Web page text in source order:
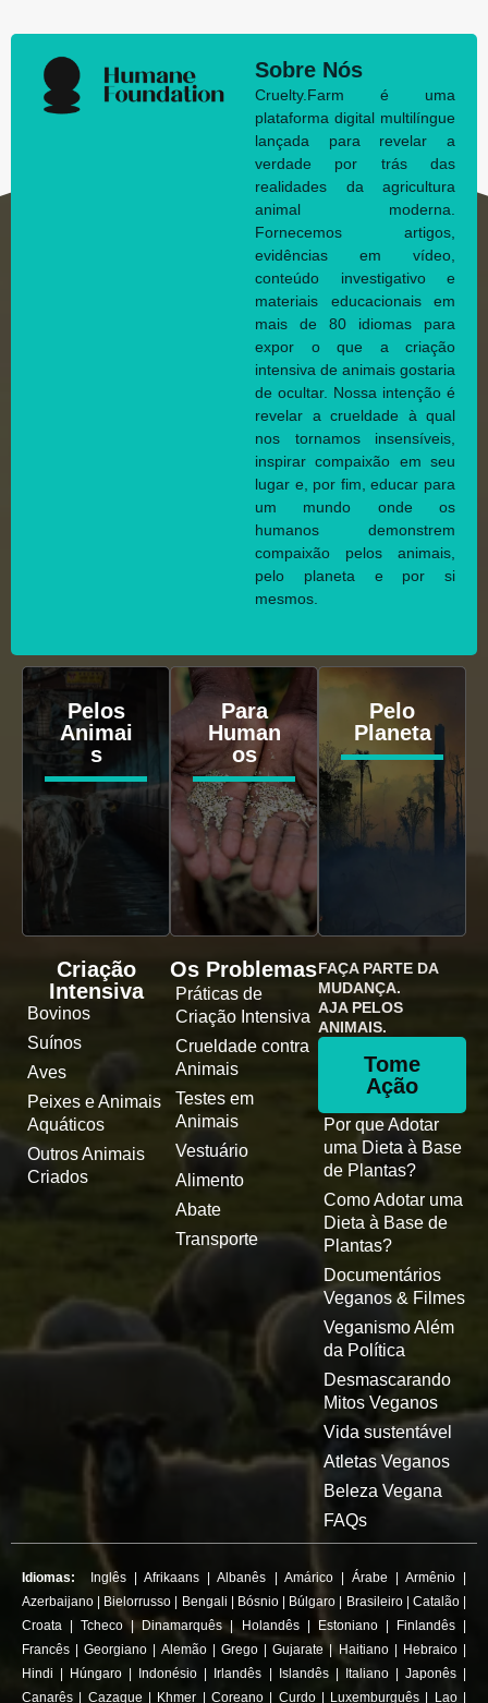
Sobre Nós
Cruelty.Farm é uma
plataforma digital multilíngue
lançada para revelar a
verdade por trás das
realidades da agricultura
animal moderna.
Fornecemos artigos,
evidências em vídeo,
conteúdo investigativo e
materiais educacionais em
mais de 80 idiomas para
expor o que a criação
intensiva de animais gostaria
de ocultar. Nossa intenção é
revelar a crueldade à qual
nos tornamos insensíveis,
inspirar compaixão em seu
lugar e, por fim, educar para
um mundo onde os
humanos demonstrem
compaixão pelos animais,
pelo planeta e por si
mesmos.
Pelos
Animai
s
Para
Human
os
Pelo
Planeta
Criação
Intensiva
Bovinos
Suínos
Aves
Peixes e Animais
Aquáticos
Outros Animais
Criados
Os Problemas
Práticas de
Criação Intensiva
Crueldade contra
Animais
Testes em
Animais
Vestuário
Alimento
Abate
Transporte
FAÇA PARTE DA
MUDANÇA.
AJA PELOS
ANIMAIS.
Tome
Ação
Por que Adotar
uma Dieta à Base
de Plantas?
Como Adotar uma
Dieta à Base de
Plantas?
Documentários
Veganos & Filmes
Veganismo Além
da Política
Desmascarando
Mitos Veganos
Vida sustentável
Atletas Veganos
Beleza Vegana
FAQs
Idiomas: Inglês |Afrikaans |Albanês Amárico| Árabe Armênio|
Azerbaijano
Bielorrusso Bengali Bósnio| Búlgaro Brasileiro| Catalão|
Croata |Tcheco | Dinamarquês| Holandês| Estoniano| Finlandês|
Francês |Georgiano Alemão| Grego|Gujarate | Haitiano| Hebraico|
Hindi
Húngaro Indonésio Irlandês Islandês| Italiano| Japonês|
Canarês
Cazaque| Khmer Coreano| Curdo| Luxemburguês Lao|